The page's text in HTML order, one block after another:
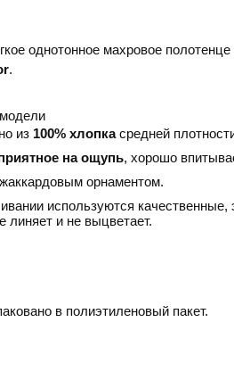
однотонное махровое полотенце
.
из 100% хлопкасредней
на ощупь, хорошо
орнаментом.
используются качественные,
линяет и не выцветает.
в полиэтиленовый пакет.